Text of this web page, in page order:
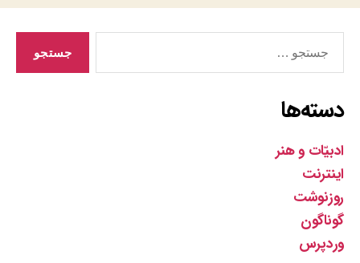
دسته‌ها
ادبیّات و هنر
اینترنت
روزنوشت
گوناگون
وردپرس